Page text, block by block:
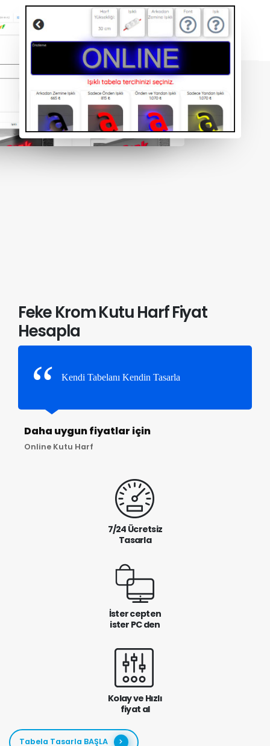
Feke Krom Kutu Harf Fiyat
Hesapla
Kendi Tabelanı Kendin Tasarla
Daha uygun fiyatlar için
Online Kutu Harf
7/24 Ücretsiz
Tasarla
İster cepten
ister PC den
Kolay ve Hızlı
fiyat al
Tabela Tasarla BAŞLA